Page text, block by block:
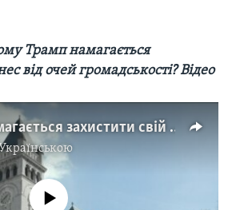
Трамп намагається
від очей громадськості? Відео
Чому Трамп намагається захистити свій бізнес від очей громадськості? Відео
source currently available